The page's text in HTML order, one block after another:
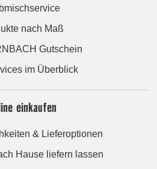
nach Maß
Gutschein
im Überblick
einkaufen
& Lieferoptionen
Hause liefern lassen